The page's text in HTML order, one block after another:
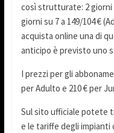
così strutturate: 2 giorni
giorni su 7 a 149/104 €
acquista online una di
anticipo è previsto uno
I prezzi per gli
per Adulto e 210 € per
Sul sito ufficiale potete
e le tariffe degli impianti